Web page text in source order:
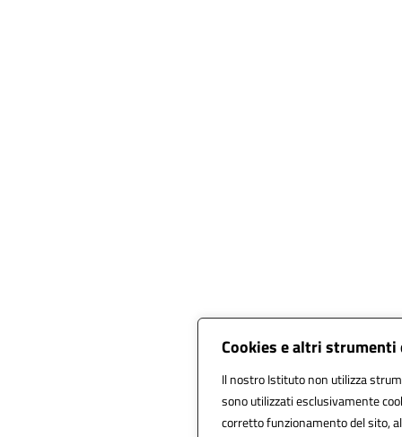
Cookies e altri
Il nostro Istituto non utilizza
sono utilizzati esclusivamente
corretto funzionamento del sito,